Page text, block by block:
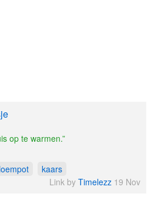
op te warmen.”
kaars
Link by Timelezz 19 Nov